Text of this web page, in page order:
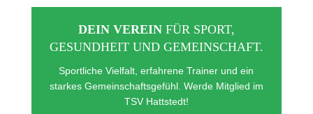
DEIN VEREIN FÜR SPORT,
GESUNDHEIT UND GEMEINSCHAFT.
Sportliche Vielfalt, erfahrene Trainer und ein
starkes Gemeinschaftsgefühl. Werde Mitglied im
TSV Hattstedt!